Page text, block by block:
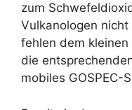
zum
Vulkanologen
fehlen dem kleinen
die
mobiles GOSPEC-